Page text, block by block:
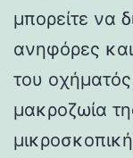
μπορείτε να
ανηφόρες
του
μακροζωία